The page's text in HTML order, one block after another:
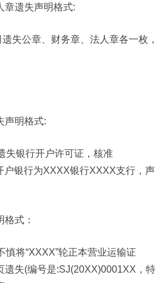
章遗失声明格式:
失公章、财务章、法人章各一枚，
声明格式:
失银行开户许可证，核准
户银行为XXXX银行XXXX支行，声
式：
慎将“XXXX”轮正本营业运输证
遗失(编号是:SJ(20XX)0001XX，特